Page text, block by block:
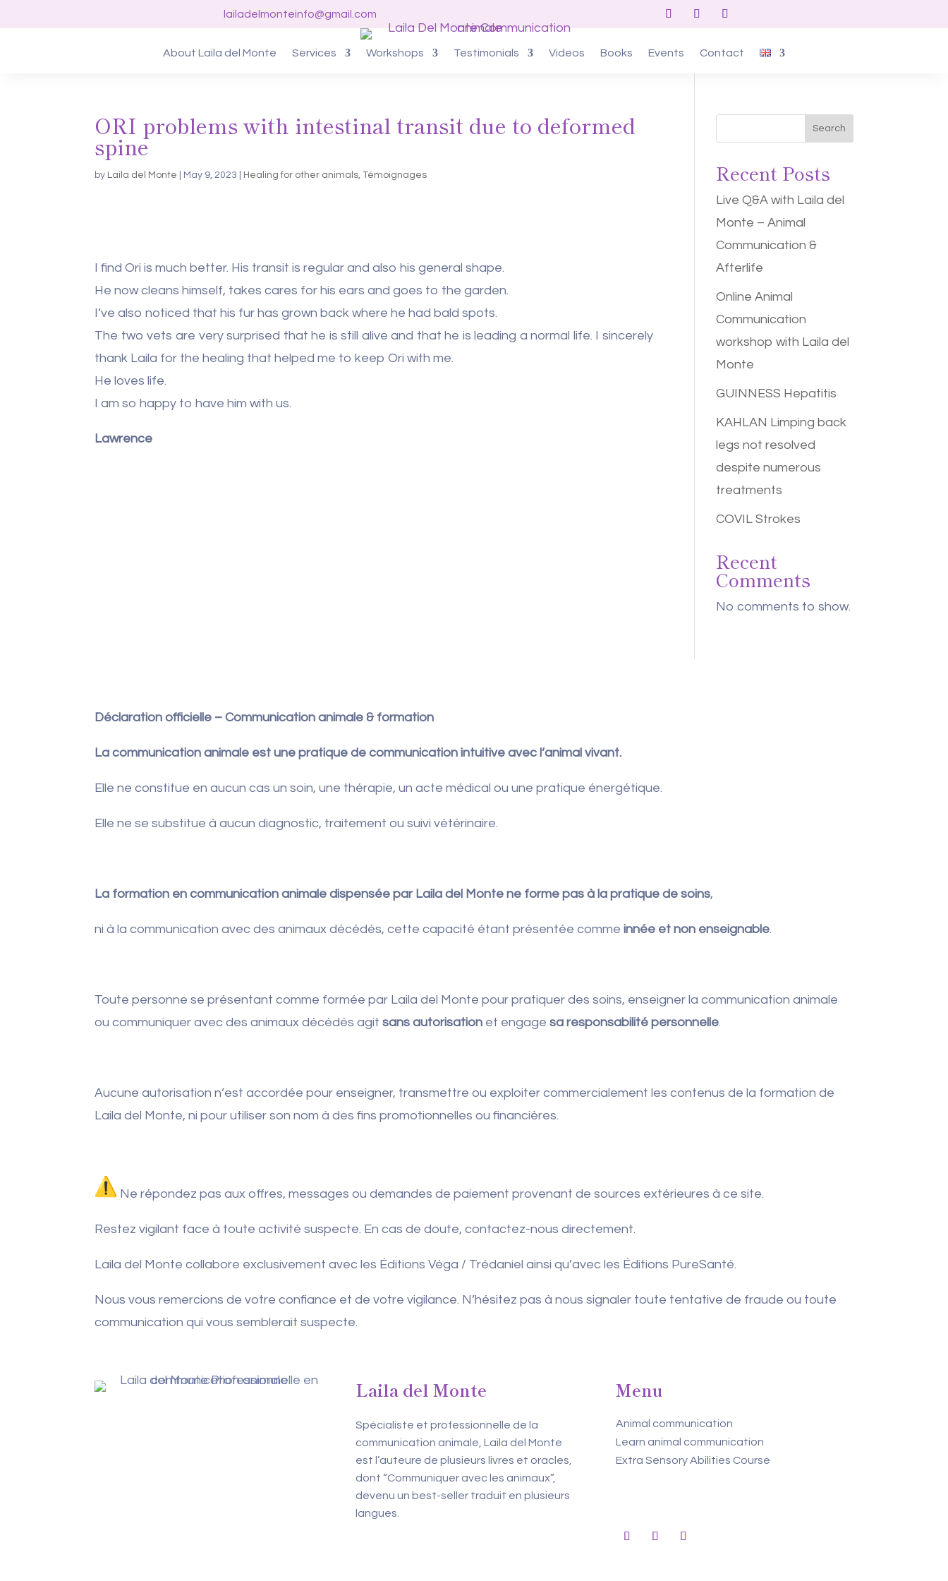
lailadelmonteinfo@gmail.com
About Laila del Monte Services Workshops Testimonials Videos Books Events Contact
ORI problems with intestinal transit due to deformed
spine
by Laila del Monte May 9, 2023 Healing for other animals,Témoignages
I find Ori is much better. His transit is regular and also his general shape.
He now cleans himself, takes cares for his ears and goes to the garden.
I’ve also noticed that his fur has grown back where he had bald spots.
The two vets are very surprised that he is still alive and that he is leading a normal life. I sincerely
thank Laila for the healing that helped me to keep Ori with me.
He loves life.
I am so happy to have him with us.
Lawrence
Search
Recent Posts
Live Q&A with Laila del
Monte – Animal
Communication &
Afterlife
Online Animal
Communication
workshop with Laila del
Monte
GUINNESS Hepatitis
KAHLAN Limping back
legs not resolved
despite numerous
treatments
COVIL Strokes
Recent
Comments
No comments to show.
Déclaration officielle – Communication animale & formation
La communication animale est une pratique de communication intuitive avec l’animal vivant.
Elle ne constitue en aucun cas un soin, une thérapie, un acte médical ou une pratique énergétique.
Elle ne se substitue à aucun diagnostic, traitement ou suivi vétérinaire.
La formation en communication animale dispensée par Laila del Monte ne forme pas à la pratique de soins,
ni à la communication avec des animaux décédés, cette capacité étant présentée commeinnée et non enseignable.
Toute personne se présentant comme formée par Laila del Monte pour pratiquer des soins, enseigner la communication animale
ou communiquer avec des animaux décédés agitsans autorisation et engagesa responsabilité personnelle.
Aucune autorisation n’est accordée pour enseigner, transmettre ou exploiter commercialement les contenus de la formation de
Laila del Monte, ni pour utiliser son nom à des fins promotionnelles ou financières.
Ne répondez pas aux offres, messages ou demandes de paiement provenant de sources extérieures à ce site.
Restez vigilant face à toute activité suspecte. En cas de doute, contactez-nous directement.
Laila del Monte collabore exclusivement avec les Éditions Véga / Trédaniel ainsi qu’avec les Éditions PureSanté.
Nous vous remercions de votre confiance et de votre vigilance. N’hésitez pas à nous signaler toute tentative de fraude ou toute
communication qui vous semblerait suspecte.
Laila del Monte
Spécialiste et professionnelle de la
communication animale, Laila del Monte
est l’auteure de plusieurs livres et oracles,
dont “Communiquer avec les animaux”,
devenu un best-seller traduit en plusieurs
langues.
Menu
Animal communication
Learn animal communication
Extra Sensory Abilities Course